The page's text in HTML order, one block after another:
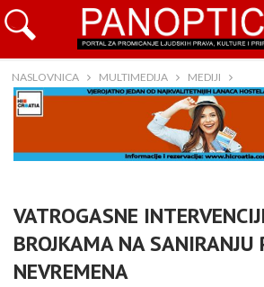
NASLOVNICA MULTIMEDIJA MEDIJI
VATROGASNE
BROJKAMA NA SANIRANJU
NEVREMENA